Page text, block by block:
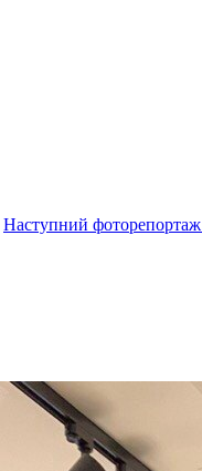
Наступний фоторепортаж